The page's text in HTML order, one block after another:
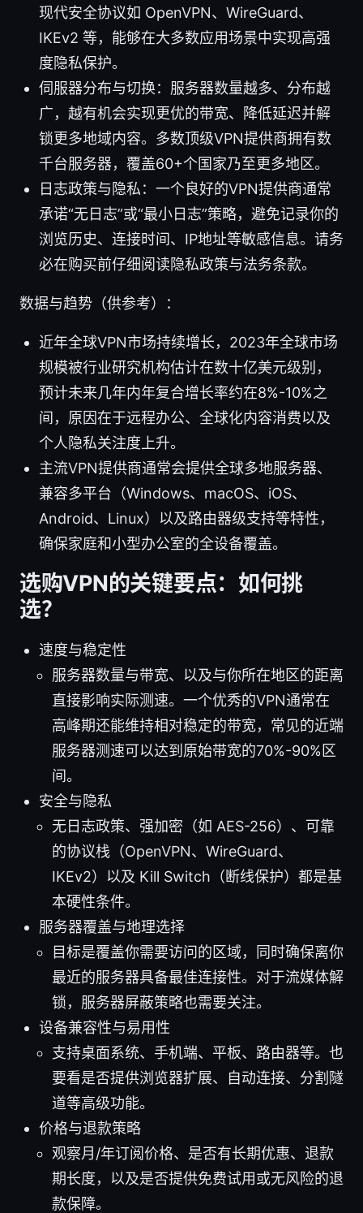
现代安全协议如 OpenVPN、WireGuard、
IKEv2 等，能够在大多数应用场景中实现高强
度隐私保护。
伺服器分布与切换：服务器数量越多、分布越
广，越有机会实现更优的带宽、降低延迟并解
锁更多地域内容。多数顶级VPN提供商拥有数
千台服务器，覆盖60+个国家乃至更多地区。
日志政策与隐私：一个良好的VPN提供商通常
承诺“无日志”或“最小日志”策略，避免记录你的
浏览历史、连接时间、IP地址等敏感信息。请务
必在购买前仔细阅读隐私政策与法务条款。
数据与趋势（供参考）：
近年全球VPN市场持续增长，2023年全球市场
规模被行业研究机构估计在数十亿美元级别，
预计未来几年内年复合增长率约在8%-10%之
间，原因在于远程办公、全球化内容消费以及
个人隐私关注度上升。
主流VPN提供商通常会提供全球多地服务器、
兼容多平台（Windows、macOS、iOS、
Android、Linux）以及路由器级支持等特性，
确保家庭和小型办公室的全设备覆盖。
选购VPN的关键要点：如何挑
选？
速度与稳定性
服务器数量与带宽、以及与你所在地区的距离
直接影响实际测速。一个优秀的VPN通常在
高峰期还能维持相对稳定的带宽，常见的近端
服务器测速可以达到原始带宽的70%-90%区
间。
安全与隐私
无日志政策、强加密（如 AES-256）、可靠
的协议栈（OpenVPN、WireGuard、
IKEv2）以及 Kill Switch（断线保护）都是基
本硬性条件。
服务器覆盖与地理选择
目标是覆盖你需要访问的区域，同时确保离你
最近的服务器具备最佳连接性。对于流媒体解
锁，服务器屏蔽策略也需要关注。
设备兼容性与易用性
支持桌面系统、手机端、平板、路由器等。也
要看是否提供浏览器扩展、自动连接、分割隧
道等高级功能。
价格与退款策略
观察月/年订阅价格、是否有长期优惠、退款
期长度，以及是否提供免费试用或无风险的退
款保障。